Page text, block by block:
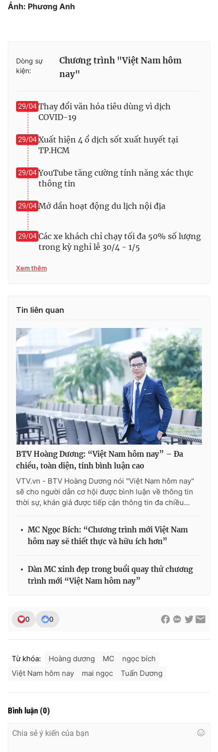
Ảnh: Phương Anh
Dòng sự
kiện:
Chương trình "Việt Nam hôm
nay"
29/04 Thay đổi văn hóa tiêu dùng vì dịch
COVID-19
29/04 Xuất hiện 4 ổ dịch sốt xuất huyết tại
TP.HCM
29/04 YouTube tăng cường tính năng xác thực
thông tin
29/04 Mở dần hoạt động du lịch nội địa
29/04 Các xe khách chỉ chạy tối đa 50% số lượng
trong kỳ nghỉ lễ 30/4 - 1/5
Xem thêm
Tin liên quan
BTV Hoàng Dương: “Việt Nam hôm nay” – Đa
chiều, toàn diện, tính bình luận cao
VTV.vn - BTV Hoàng Dương nói "Việt Nam hôm nay"
sẽ cho người dẫn cơ hội được bình luận về thông tin
thời sự, khán giả được tiếp cận thông tin đa chiều...
MC Ngọc Bích: “Chương trình mới Việt Nam
hôm nay sẽ thiết thực và hữu ích hơn”
Dàn MC xinh đẹp trong buổi quay thử chương
trình mới “Việt Nam hôm nay”
0 0
Từ khóa: Hoàng dương MC
ngọc bích
Việt Nam hôm nay
mai ngọc Tuấn Dương
Bình luận (0)